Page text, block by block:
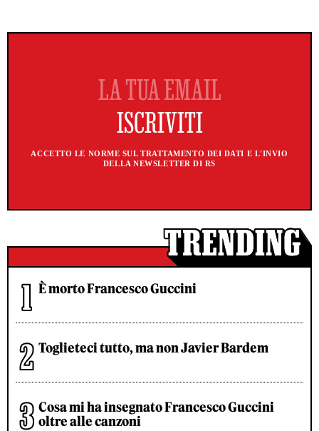
ACCETTO LE NORME SUL TRATTAMENTO DEI DATI E L'INVIO
DELLA NEWSLETTER DI RS
È morto Francesco Guccini
Toglieteci tutto, ma non Javier Bardem
Cosa mi ha insegnato Francesco Guccini
oltre alle canzoni